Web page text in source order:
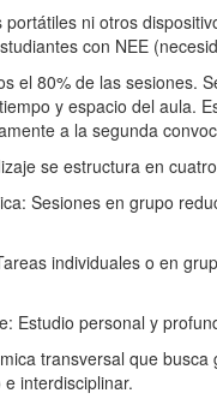
ni otros
con NEE
el 80% de las sesiones.
y espacio del aula.
a la segunda
se estructura en
Sesiones en grupo
individuales o en
Estudio personal y
transversal que
interdisciplinar.